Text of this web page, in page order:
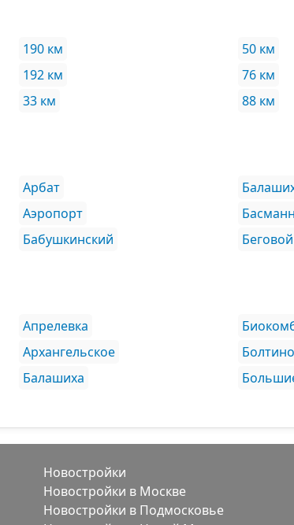
190 км
192 км
33 км
50 км
76 км
88 км
Арбат
Аэропорт
Бабушкинский
Беговой
Апрелевка
Архангельское
Балашиха
Болтино
Новостройки
Новостройки в Москве
Новостройки в Подмосковье